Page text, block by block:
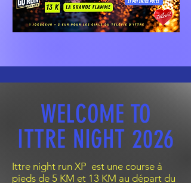
WELCOME TO
ITTRE NIGHT 2026
Ittre night run XP est une course à
pieds de 5 KM et 13 KM au départ du